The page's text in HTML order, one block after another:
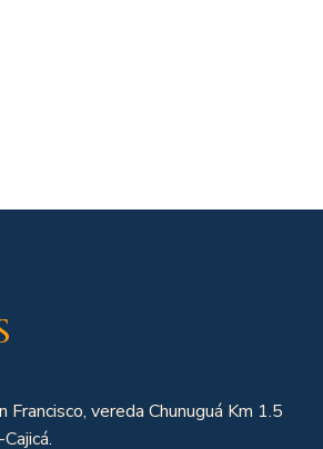
Francisco, vereda Chunuguá Km 1.5